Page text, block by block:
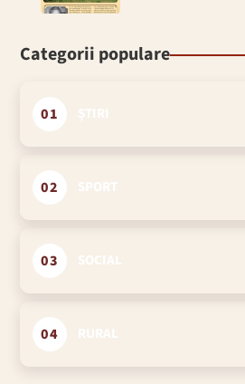
Categorii populare
01
02
03
04